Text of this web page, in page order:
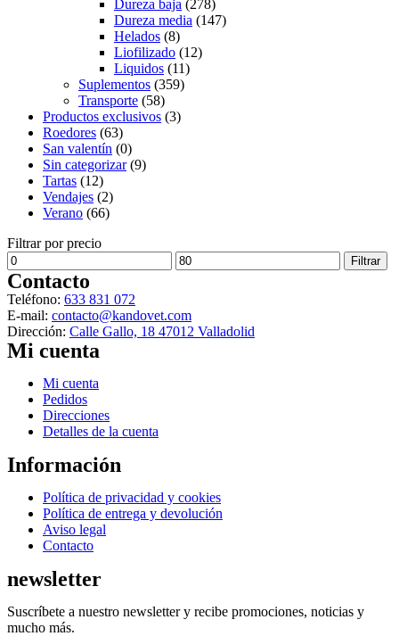
Dureza baja (278)
Dureza media (147)
Helados (8)
Liofilizado (12)
Liquidos (11)
Suplementos (359)
Transporte (58)
Productos exclusivos (3)
Roedores (63)
San valentín (0)
Sin categorizar (9)
Tartas (12)
Vendajes (2)
Verano (66)
Filtrar por precio
Precio
mínimo
Precio
máximo
Filtrar
Contacto
Teléfono: 633 831 072
E-mail: contacto@kandovet.com
Dirección: Calle Gallo, 18 47012 Valladolid
Mi cuenta
Menú
Mi cuenta
Pedidos
Direcciones
Detalles de la cuenta
Información
Menú
Política de privacidad y cookies
Política de entrega y devolución
Aviso legal
Contacto
newsletter
Suscríbete a nuestro newsletter y recibe promociones, noticias y
mucho más.